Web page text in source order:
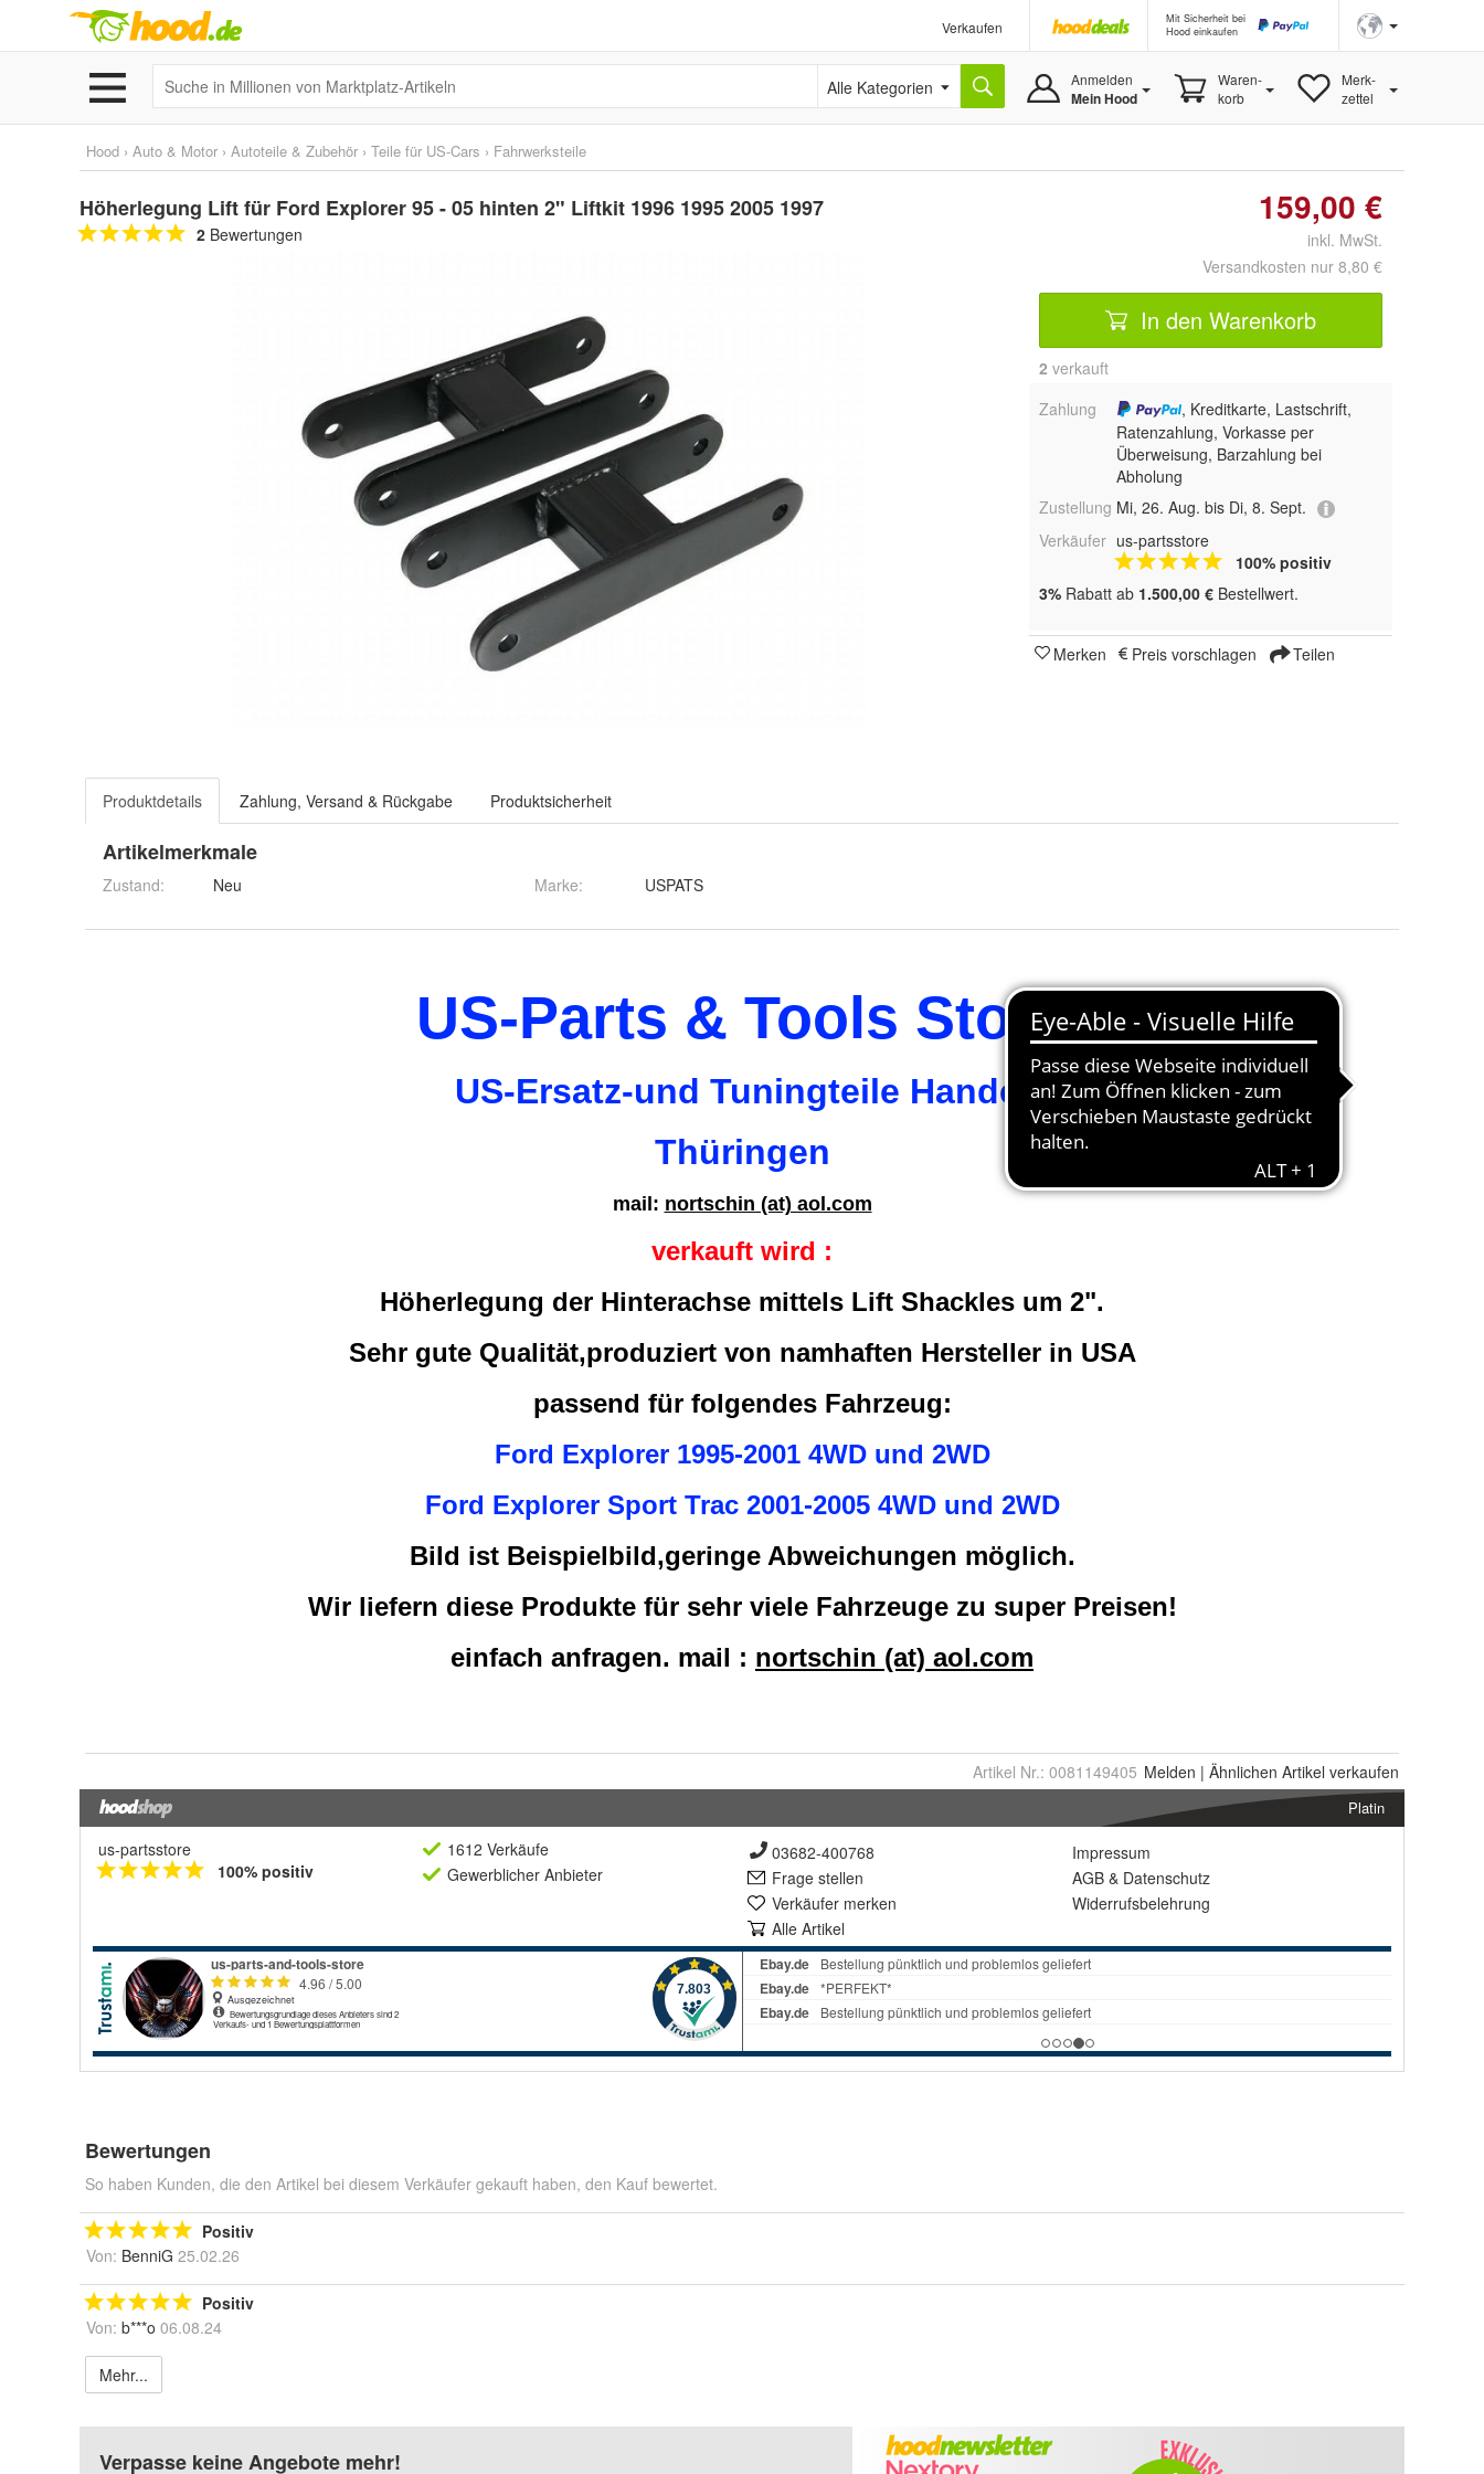
Verkaufen
Mit Sicherheit bei
Hood einkaufen
Alle Kategorien Anmelden
Mein Hood
Waren-
korb
Merk-
zettel
Hood › Auto & Motor › Autoteile & Zubehör › Teile für US-Cars › Fahrwerksteile
Höherlegung Lift für Ford Explorer 95 - 05 hinten 2" Liftkit 1996 1995 2005 1997
2 Bewertungen
159,00 €
inkl. MwSt.
Versandkosten nur 8,80 €
In den Warenkorb
2 verkauft
Zahlung
, Kreditkarte, Lastschrift,
Ratenzahlung, Vorkasse per
Überweisung, Barzahlung bei
Abholung
Zustellung Mi, 26. Aug. bis Di, 8. Sept.
Verkäufer us-partsstore
100% positiv
3% Rabatt ab 1.500,00 € Bestellwert.
Merken Preis vorschlagen Teilen
Produktdetails Zahlung, Versand & Rückgabe Produktsicherheit
Artikelmerkmale
Zustand: Neu Marke: USPATS
Artikel Nr.: 0081149405 Melden | Ähnlichen Artikel verkaufen
Platin
us-partsstore
100% positiv
1612 Verkäufe
Gewerblicher Anbieter
03682-400768
Frage stellen
Verkäufer merken
Alle Artikel
Impressum
AGB & Datenschutz
Widerrufsbelehrung
Bewertungen
So haben Kunden, die den Artikel bei diesem Verkäufer gekauft haben, den Kauf bewertet.
Positiv
Von: BenniG 25.02.26
Positiv
Von: b***o 06.08.24
Mehr...
Verpasse keine Angebote mehr!